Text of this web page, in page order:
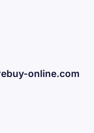
online.com